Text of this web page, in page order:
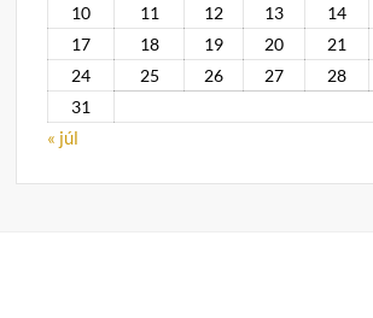
10
11 12 13 14
17
18 19 20 21
24
25 26 27 28
31
« júl